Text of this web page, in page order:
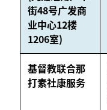
街48号广发商
业中心12楼
1206室)
基督教联合那
打素社康服务